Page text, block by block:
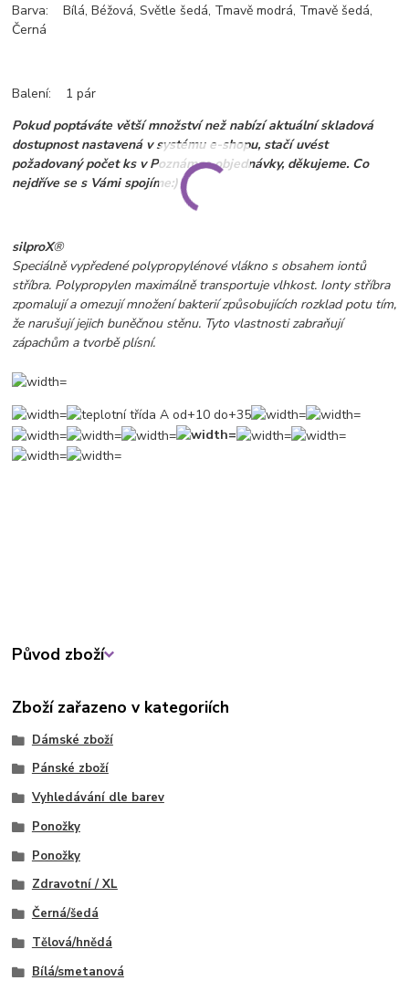
Barva: Bílá, Béžová, Světle šedá, Tmavě modrá, Tmavě šedá,
Černá
Balení: 1 pár
Pokud poptáváte větší množství než nabízí aktuální skladová
dostupnost nastavená v systému e-shopu, stačí uvést
požadovaný počet ks v Poznámce objednávky, děkujeme. Co
nejdříve se s Vámi spojíme:)
silproX®
Speciálně vypředené polypropylénové vlákno s obsahem iontů
stříbra. Polypropylen maximálně transportuje vlhkost. Ionty stříbra
zpomalují a omezují množení bakterií způsobujících rozklad potu tím,
že narušují jejich buněčnou stěnu. Tyto vlastnosti zabraňují
zápachům a tvorbě plísní.
Původ zboží
Zboží zařazeno v kategoriích
Dámské zboží
Pánské zboží
Vyhledávání dle barev
Ponožky
Ponožky
Zdravotní / XL
Černá/šedá
Tělová/hnědá
Bílá/smetanová